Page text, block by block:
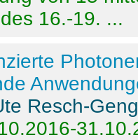
16.-19. ...
Resch-